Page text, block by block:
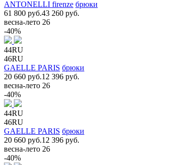
ANTONELLI firenze брюки
61 800 руб.43 260 руб.
весна-лето 26
-40%
44RU
46RU
GAELLE PARIS брюки
20 660 руб.12 396 руб.
весна-лето 26
-40%
44RU
46RU
GAELLE PARIS брюки
20 660 руб.12 396 руб.
весна-лето 26
-40%